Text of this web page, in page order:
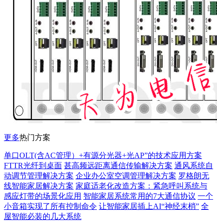
更多热门方案
单口OLT(含AC管理）+有源分光器+光AP”的技术应用方案
FTTR光纤到桌面 甚高频远距离通信传输解决方案 通风系统自
动调节管理解决方案 企业办公室空调管理解决方案 罗格朗无
线智能家居解决方案 家庭适老化改造方案：紧急呼叫系统与
感应灯带的场景化应用 智能家居系统常用的7大通信协议 一个
小音箱实现了所有控制命令 让智能家居插上AI“神经末梢” 全
屋智能必装的几大系统